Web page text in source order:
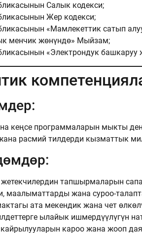
Салык кодекси;
Жер кодекси;
«Мамлекеттик сатып
менчик жөнүндө» Мыйзам;
«Электрондук
кеңсе программаларын мыкты
расмий тилдерди кызматтык
тапшырмаларын
маалыматтарды жана суроо-
ата мекендик жана чет
ылайык ишмердүүлүгүн
кароо жана жооп